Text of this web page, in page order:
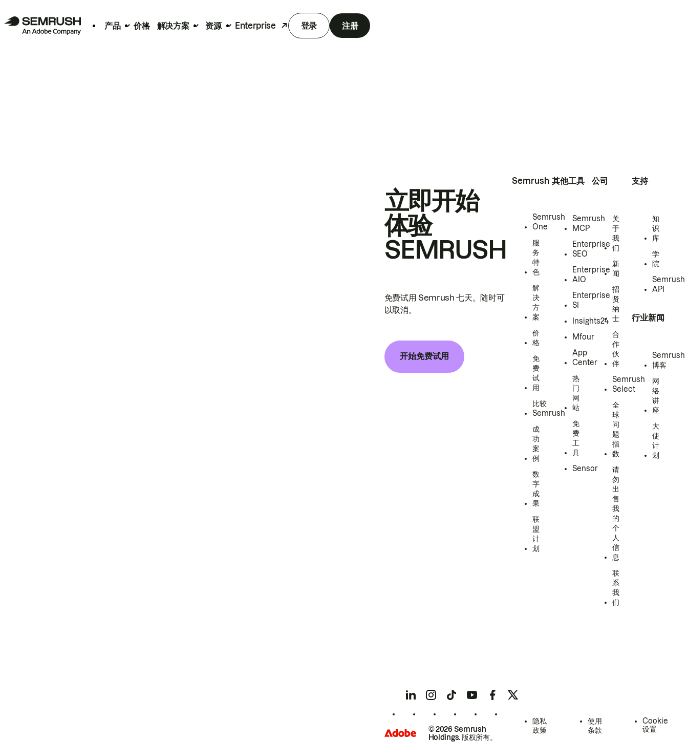
产品 价格 解决方案 资源 Enterprise 登录 注册
立即开始
体验
SEMRUSH
免费试用 Semrush 七天。随时可
以取消。
开始免费试用
Semrush
Semrush
One
服
务
特
色
解
决
方
案
价
格
免
费
试
用
比较
Semrush
成
功
案
例
数
字
成
果
联
盟
计
划
其他工具
Semrush
MCP
Enterprise
SEO
Enterprise
AIO
Enterprise
SI
Insights24
Mfour
App
Center
热
门
网
站
免
费
工
具
Sensor
公司
关
于
我
们
新
闻
招
贤
纳
士
合
作
伙
伴
Semrush
Select
全
球
问
题
指
数
请
勿
出
售
我
的
个
人
信
息
联
系
我
们
支持
知
识
库
学
院
Semrush
API
行业新闻
Semrush
博客
网
络
讲
座
大
使
计
划
© 2026 Semrush
Holdings. 版权所有。
隐私
政策
使用
条款
Cookie
设置